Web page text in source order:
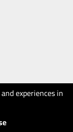
experiences in